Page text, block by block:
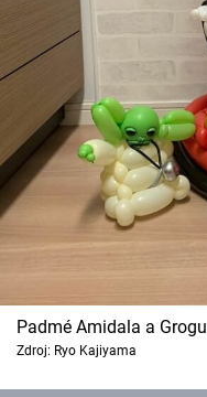
Padmé Amidala a Grogu
Zdroj: Ryo Kajiyama